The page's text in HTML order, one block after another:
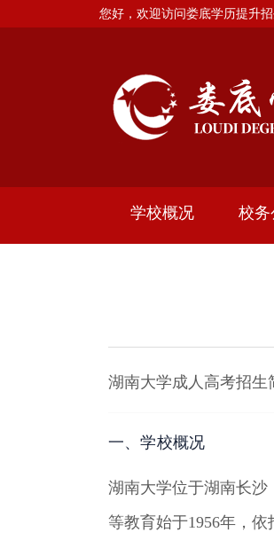
您好，欢迎访问娄底学历提升
学校概况 校务
湖南大学成人高考招生
一、学校概况
湖南大学位于湖南长沙
等教育始于1956年，